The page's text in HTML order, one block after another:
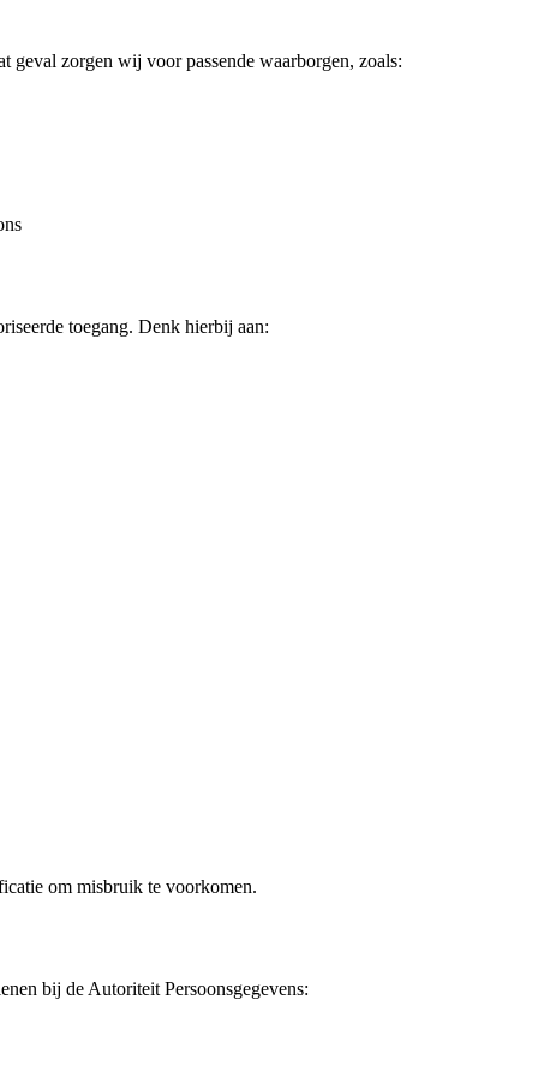
geval zorgen wij voor passende waarborgen, zoals:
toegang. Denk hierbij aan:
om misbruik te voorkomen.
bij de Autoriteit Persoonsgegevens: